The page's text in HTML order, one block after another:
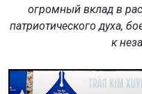
огромный вклад в
патриотического духа,
к